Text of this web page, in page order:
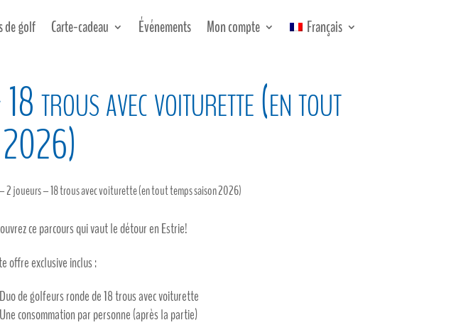
de golf Carte-cadeau Événements Mon compte Français
trous avec voiturette (en tout
2026)
2 joueurs – 18 trous avec voiturette (en tout temps saison 2026)
ce parcours qui vaut le détour en Estrie!
offre exclusive inclus :
Duo de golfeurs ronde de 18 trous avec voiturette
Une consommation par personne (après la partie)